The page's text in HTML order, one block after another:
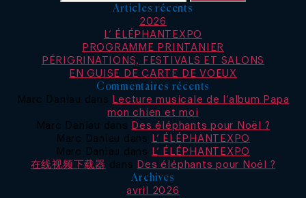
Articles récents
2026
L’ ÉLÉPHANTEXPO
PROGRAMME PRINTANIER
PÉRIGRINATIONS, FESTIVALS ET SALONS
EN GUISE DE CARTE DE VOEUX
Commentaires récents
Marc Daniau dans Lecture musicale de l’album Papa
mon chien et moi
Marc Daniau dans Des éléphants pour Noël ?
Marc Daniau dans
L’ ÉLÉPHANTEXPO
Marc Daniau dans
L’ ÉLÉPHANTEXPO
在线视频下载器 dans Des éléphants pour Noël ?
Archives
avril 2026